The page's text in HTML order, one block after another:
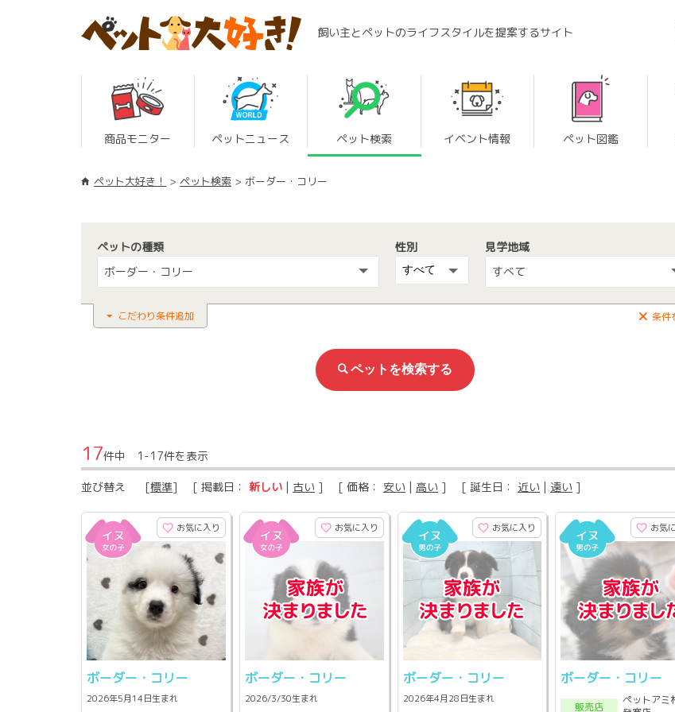
飼い主とペットのライフスタイルを提案するサイト
商品モニター ペットニュース ペット検索 イベント情報 ペット図鑑
ペット大好き！ ペット検索 ボーダー・コリー
ペットの種類
ボーダー・コリー
性別
見学地域
すべて
こだわり条件追加 条件
17件中 1-17件を表示
並び替え [標準] [ 掲載日： 新しい | 古い ] [ 価格： 安い | 高い ] [ 誕生日： 近い | 遠い ]
お気に入り
ボーダー・コリー
2026年5月14日生まれ
お気に入り
ボーダー・コリー
2026/3/30生まれ
お気に入り
ボーダー・コリー
2026年4月28日生まれ
お気
ボーダー・コリー
販売店
ペットアミ